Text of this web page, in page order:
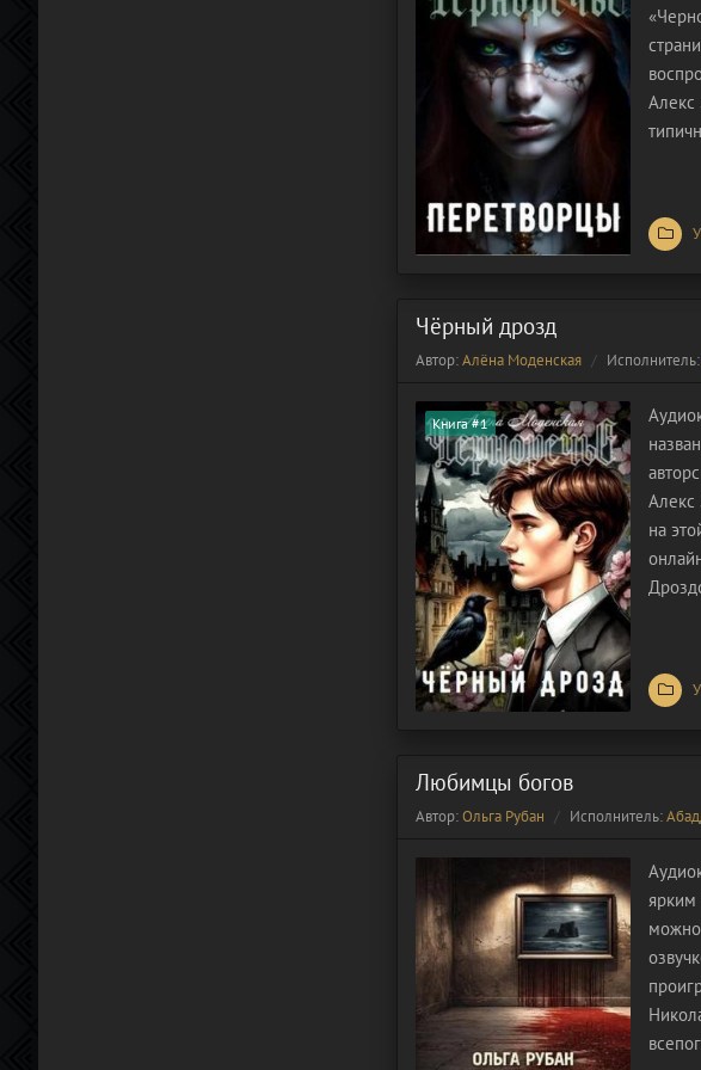
Алекс
Чёрный дрозд
Автор:Алёна Моденская Исполнитель:
Книга #1
Алекс
на
Любимцы богов
Автор:Ольга Рубан Исполнитель:
ярким
можно